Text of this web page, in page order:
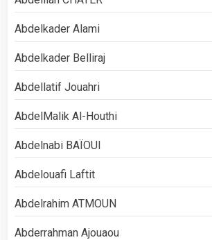
Abdelkader Alami
Abdelkader Belliraj
Abdellatif Jouahri
AbdelMalik Al-Houthi
Abdelnabi BAÏOUI
Abdelouafi Laftit
Abdelrahim ATMOUN
Abderrahman Ajouaou